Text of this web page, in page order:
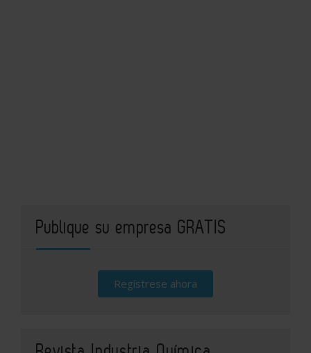
Publique su empresa GRATIS
Regístrese ahora